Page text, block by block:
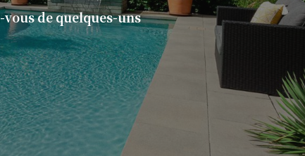
de quelques-uns